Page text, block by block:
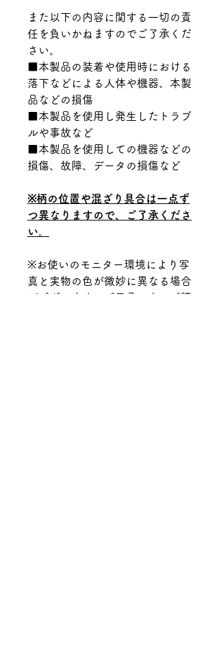
また以下の内容に関する一切の責
任を負いかねますのでご了承くだ
さい。
■本製品の装着や使用時における
落下などによる人体や機器、本製
品などの損傷
■本製品を使用し発生したトラブ
ルや事故など
■本製品を使用しての機器などの
損傷、故障、データの損傷など
※柄の位置や混ざり具合は一点ず
つ異なりますので、ご了承くださ
い。
※お使いのモニター環境により写
真と実物の色が微妙に異なる場合
がございます。ご了承の上、ご購